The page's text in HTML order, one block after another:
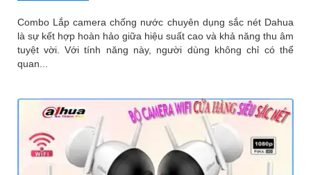
Combo Lắp camera chống nước chuyên dụng sắc nét Dahua
là sự kết hợp hoàn hảo giữa hiệu suất cao và khả năng thu âm
tuyệt vời. Với tính năng này, người dùng không chỉ có thể
quan...